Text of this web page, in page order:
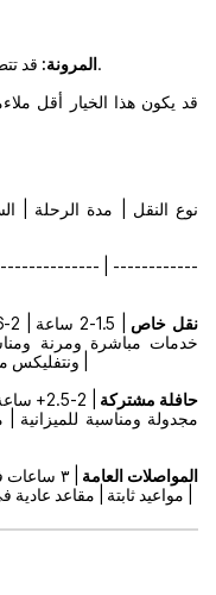
المرونة:قد تتطلب الجداول الزمنية الثابتة تخطيطًا دقيقًا.
قد يكون هذا الخيار أقل
| ------------
نقل خاص
خدمات مباشرة ومرنة
حافلة مشتركة
مجدولة ومناسبة
المواصلات العامة
| ٣